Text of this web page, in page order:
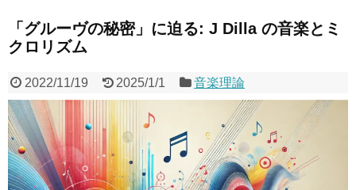
「グルーヴの秘密」に迫る: J Dilla の音楽とミ
クロリズム
2022/11/19 2025/1/1 音楽理論